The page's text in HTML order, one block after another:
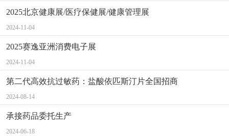
2025北京健康展/医疗保健展/健康管理展
2024-11-04
2025赛逸亚洲消费电子展
2024-11-04
第二代高效抗过敏药：盐酸依匹斯汀片全国招商
2024-08-14
承接药品委托生产
2024-06-18